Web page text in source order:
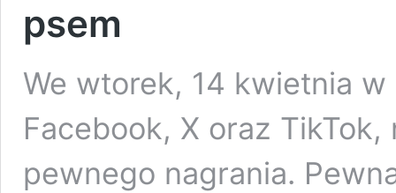
psem
We wtorek, 14 kwietnia
Facebook, X oraz
pewnego nagrania.